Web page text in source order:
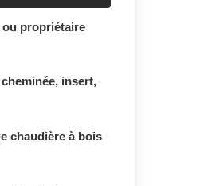
ou propriétaire
insert,
chaudière à bois